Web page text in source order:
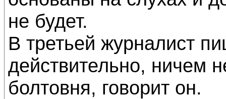
не будет.
В третьей журналист
действительно, ничем
болтовня, говорит он.